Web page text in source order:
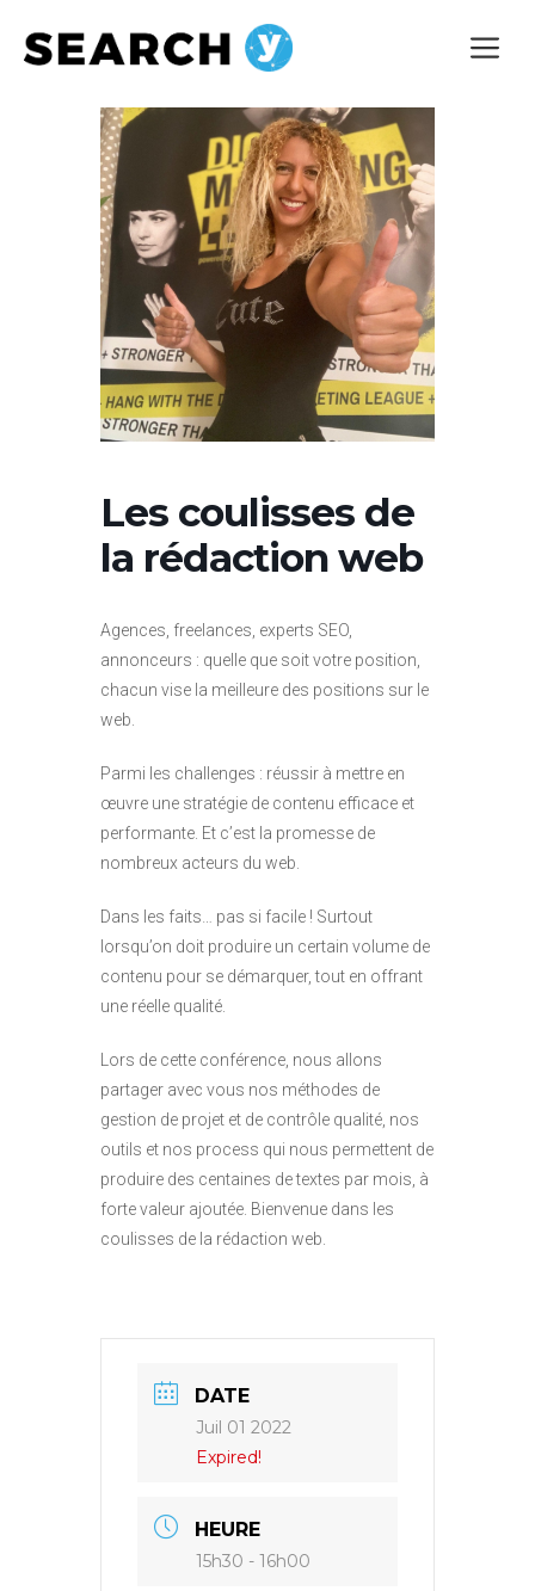
Les coulisses de
la rédaction web
Agences, freelances, experts SEO,
annonceurs : quelle que soit votre position,
chacun vise la meilleure des positions sur le
web.
Parmi les challenges : réussir à mettre en
œuvre une stratégie de contenu efficace et
performante. Et c’est la promesse de
nombreux acteurs du web.
Dans les faits… pas si facile ! Surtout
lorsqu’on doit produire un certain volume de
contenu pour se démarquer, tout en offrant
une réelle qualité.
Lors de cette conférence, nous allons
partager avec vous nos méthodes de
gestion de projet et de contrôle qualité, nos
outils et nos process qui nous permettent de
produire des centaines de textes par mois, à
forte valeur ajoutée. Bienvenue dans les
coulisses de la rédaction web.
DATE
Juil 01 2022
Expired!
HEURE
15h30 - 16h00